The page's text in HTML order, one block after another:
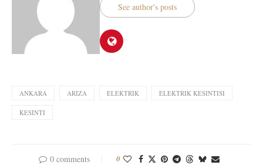
See author's posts
ANKARA ARIZA ELEKTRIK ELEKTRIK KESINTISI
KESINTI
0 comments 0